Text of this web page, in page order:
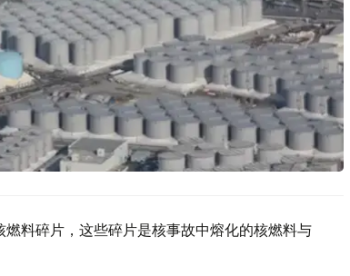
料碎片，这些碎片是核事故中熔化的核燃料与